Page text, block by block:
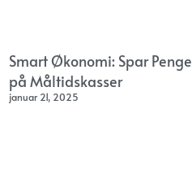
Smart Økonomi: Spar Penge
på Måltidskasser
januar 21, 2025